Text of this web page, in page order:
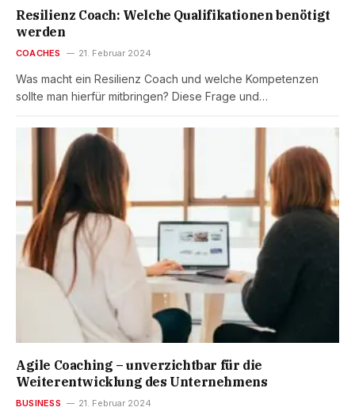
Resilienz Coach: Welche Qualifikationen benötigt
werden
COACHES 21. Februar 2024
Was macht ein Resilienz Coach und welche Kompetenzen
sollte man hierfür mitbringen? Diese Frage und…
Agile Coaching – unverzichtbar für die
Weiterentwicklung des Unternehmens
BUSINESS 21. Februar 2024